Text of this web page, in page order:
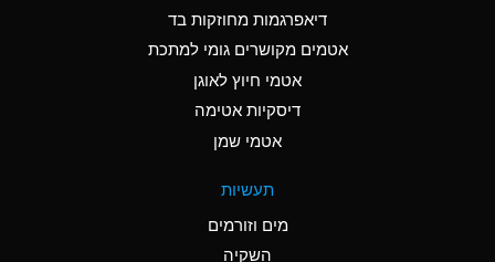
Ammonia Anhydrous
D
Ammonia Gas (cold)
D
Ammonia Gas (hot)
דיאפרגמות מחוזקות בד
אטמים מקושרים גומי למתכת
אטמי חיוץ לאוגן
דיסקיות אטימה
אטמי שמן
תעשיות
מים וזורמים
השקיה